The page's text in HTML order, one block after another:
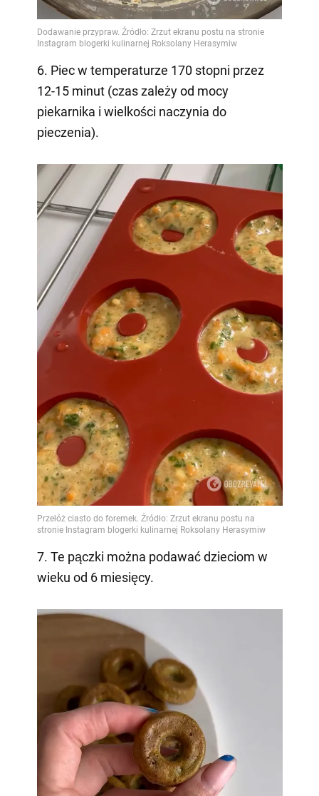
6. Piec w temperaturze 170 stopni przez
12-15 minut (czas zależy od mocy
piekarnika i wielkości naczynia do
pieczenia).
7. Te pączki można podawać dzieciom w
wieku od 6 miesięcy.